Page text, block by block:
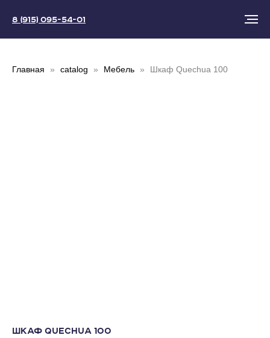
8 (915) 095-54-01
Главная catalog Мебель Шкаф Quechua 100
ШКАФ QUECHUA 100